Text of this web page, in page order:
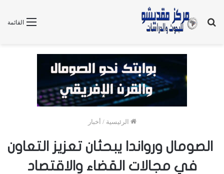
القائمة
بحث
الرئيسية / أخبار
الصومال ورواندا يبحثان تعزيز التعاون
في مجالات القضاء والاقتصاد